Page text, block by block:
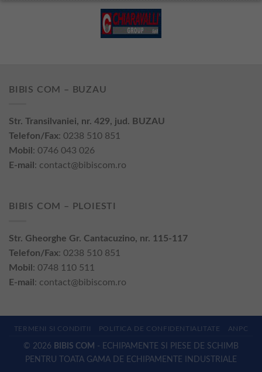
BIBIS COM – BUZAU
Str. Transilvaniei, nr. 429, jud. BUZAU
Telefon/Fax: 0238 510 851
Mobil : 0746 043 026
E-mail : contact@bibiscom.ro
BIBIS COM – PLOIESTI
Str. Gheorghe Gr. Cantacuzino, nr. 115-117
Telefon/Fax: 0238 510 851
Mobil : 0748 110 511
E-mail : contact@bibiscom.ro
TERMENI SI CONDITII POLITICA DE CONFIDENTIALITATE ANPC
© 2026 BIBIS COM - ECHIPAMENTE SI PIESE DE SCHIMB
PENTRU TOATA GAMA DE ECHIPAMENTE INDUSTRIALE